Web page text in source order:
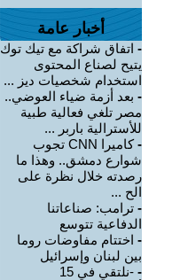
أخبار عامة
- اتفاق شراكة مع تيك توك
يتيح لصناع المحتوى
استخدام شخصيات ديز ...
- بعد أزمة ضياء العوضي..
مصر تلغي فعالية طبية
للأسترالية باربر ...
-
كاميرا CNN تجوب
شوارع دمشق.. وهذا ما
رصدته خلال نظرة على
الح ...
- ترامب: صناعاتنا
الدفاعية تتوسع
- اختتام مفاوضات روما
بين لبنان وإسرائيل
-
-نلتقي في 15